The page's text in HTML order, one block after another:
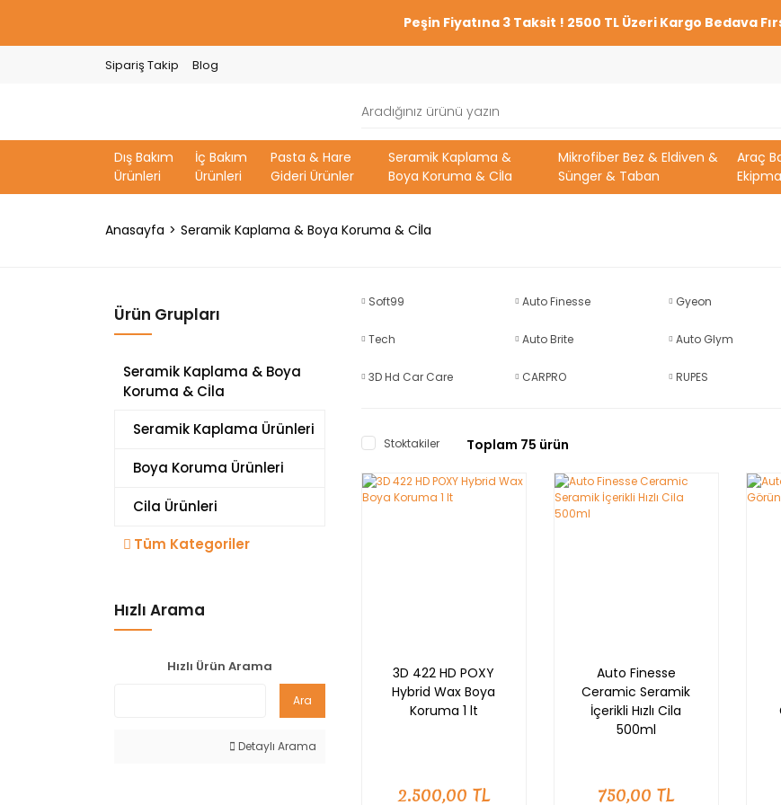
Peşin Fiyatına 3 Taksit ! 2500 TL Üzeri Kargo Bedava
Sipariş Takip Blog
Dış Bakım
Ürünleri
İç Bakım
Ürünleri
Pasta & Hare
Gideri Ürünler
Seramik Kaplama &
Boya Koruma & Cİla
Mikrofiber Bez & Eldiven &
Sünger & Taban
Araç
Anasayfa Seramik Kaplama & Boya Koruma & Cİla
Ürün Grupları
Seramik Kaplama & Boya
Koruma & Cİla
Seramik Kaplama Ürünleri
Boya Koruma Ürünleri
Cila Ürünleri
Tüm Kategoriler
Hızlı Arama
Hızlı Ürün Arama
Ara
Detaylı Arama
Soft99 Auto Finesse Gyeon
Tech Auto Brite Auto Glym
3D Hd Car Care CARPRO RUPES
Stoktakiler Toplam 75 ürün
3D 422 HD POXY
Hybrid Wax Boya
Koruma 1 lt
2.500,00 TL
Auto Finesse
Ceramic Seramik
İçerikli Hızlı Cila
500ml
750,00 TL